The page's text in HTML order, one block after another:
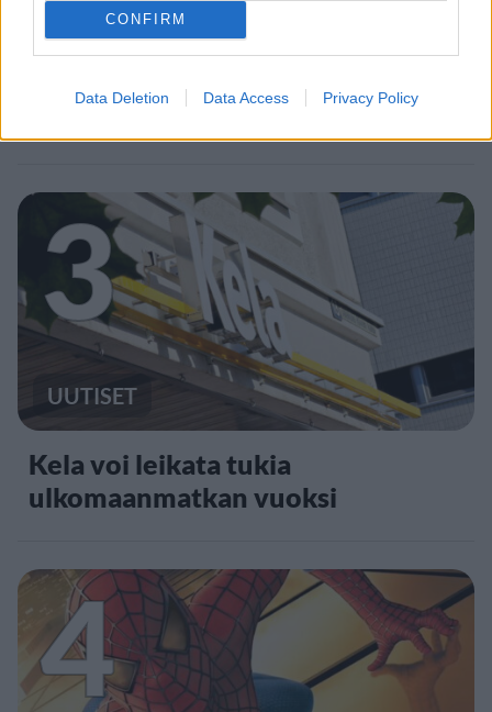
CONFIRM
Data Deletion Data Access Privacy Policy
Finnairin lennoista osan lentää
jatkossa toinen lentoyhtiö –
3
UUTISET
Kela voi leikata tukia
ulkomaanmatkan vuoksi
4